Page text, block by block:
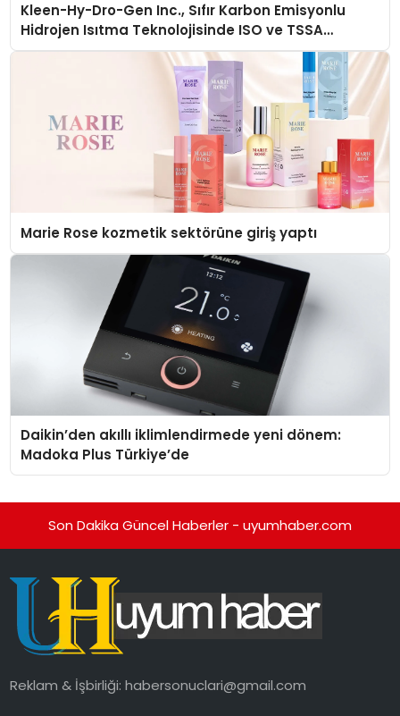
Kleen-Hy-Dro-Gen Inc., Sıfır Karbon Emisyonlu
Hidrojen Isıtma Teknolojisinde ISO ve TSSA
Düzenleyici Onaylarını Aldı
Marie Rose kozmetik sektörüne giriş yaptı
Daikin’den akıllı iklimlendirmede yeni dönem:
Madoka Plus Türkiye’de
Son Dakika Güncel Haberler - uyumhaber.com
Reklam & İşbirliği:habersonuclari@gmail.com